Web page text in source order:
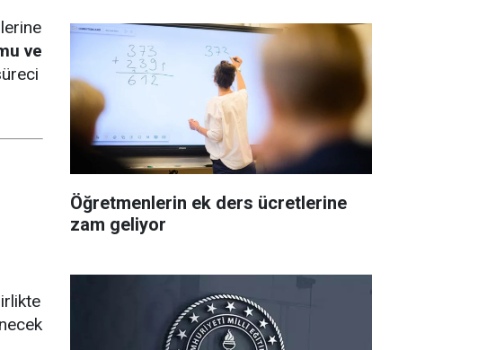
ve
Öğretmenlerin ek ders ücretlerine
zam geliyor